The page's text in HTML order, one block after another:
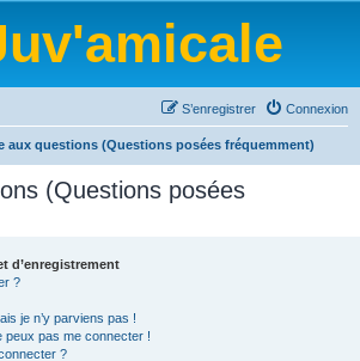
Connexion
S’enregistrer
aux questions (Questions posées fréquemment)
(Questions posées
d’enregistrement
?
je n’y parviens pas !
peux pas me connecter !
?